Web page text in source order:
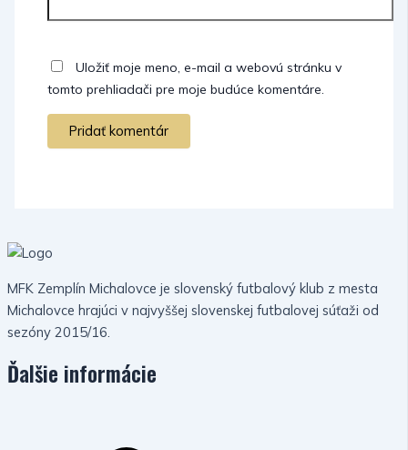
Uložiť moje meno, e-mail a webovú stránku v
tomto prehliadači pre moje budúce komentáre.
MFK Zemplín Michalovce je slovenský futbalový klub z mesta
Michalovce hrajúci v najvyššej slovenskej futbalovej súťaži od
sezóny 2015/16.
Ďalšie informácie